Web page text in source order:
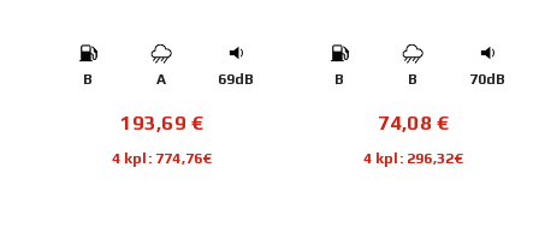
B A 69dB
193,69€
4 kpl: 774,76€
B B 70dB
74,08 €
4 kpl: 296,32€